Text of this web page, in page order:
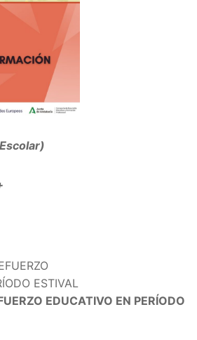
EDUCATIVO EN PERÍODO